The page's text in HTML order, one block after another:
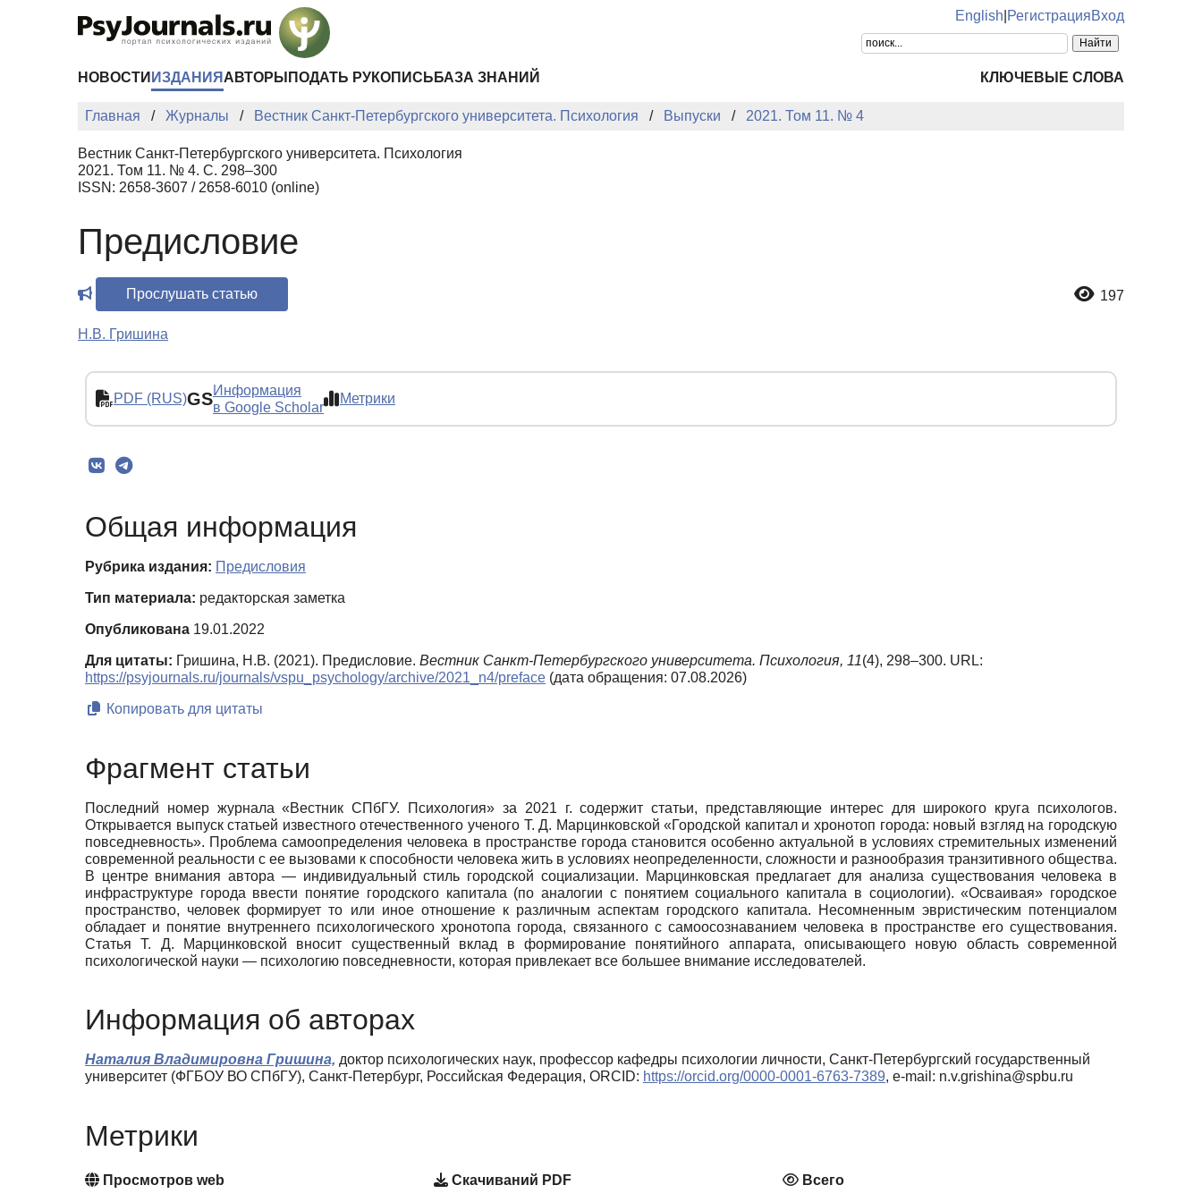
English РегистрацияВход
НОВОСТИ ИЗДАНИЯ АВТОРЫ ПОДАТЬ РУКОПИСЬ БАЗА ЗНАНИЙ КЛЮЧЕВЫЕ СЛОВА
Главная Журналы Вестник Санкт-Петербургского университета. Психология Выпуски 2021. Том 11. № 4
Вестник Санкт-Петербургского университета. Психология
2021. Том 11. № 4. С. 298–300
ISSN: 2658-3607 / 2658-6010 (online)
Предисловие
Прослушать статью 197
Н.В. Гришина
PDF (RUS)GSИнформация
в Google Scholar
Метрики
Общая информация
Рубрика издания: Предисловия
Тип материала: редакторская заметка
Опубликована 19.01.2022
Для цитаты: Гришина, Н.В. (2021). Предисловие. Вестник Санкт-Петербургского университета. Психология, 11(4), 298–300. URL:
https://psyjournals.ru/journals/vspu_psychology/archive/2021_n4/preface (дата обращения: 07.08.2026)
Копировать для цитаты
Фрагмент статьи
Последний номер журнала «Вестник СПбГУ. Психология» за 2021 г. содержит статьи, представляющие интерес для широкого круга психологов.
Открывается выпуск статьей известного отечественного ученого Т. Д. Марцинковской «Городской капитал и хронотоп города: новый взгляд на городскую
повседневность». Проблема самоопределения человека в пространстве города становится особенно актуальной в условиях стремительных изменений
современной реальности с ее вызовами к способности человека жить в условиях неопределенности, сложности и разнообразия транзитивного общества.
В центре внимания автора — индивидуальный стиль городской социализации. Марцинковская предлагает для анализа существования человека в
инфраструктуре города ввести понятие городского капитала (по аналогии с понятием социального капитала в социологии). «Осваивая» городское
пространство, человек формирует то или иное отношение к различным аспектам городского капитала. Несомненным эвристическим потенциалом
обладает и понятие внутреннего психологического хронотопа города, связанного с самоосознаванием человека в пространстве его существования.
Статья Т. Д. Марцинковской вносит существенный вклад в формирование понятийного аппарата, описывающего новую область современной
психологической науки — психологию повседневности, которая привлекает все большее внимание исследователей.
Информация об авторах
Наталия Владимировна Гришина, доктор психологических наук, профессор кафедры психологии личности, Санкт-Петербургский государственный
университет (ФГБОУ ВО СПбГУ), Санкт-Петербург, Российская Федерация, ORCID: https://orcid.org/0000-0001-6763-7389, e-mail: n.v.grishina@spbu.ru
Метрики
Просмотров web Скачиваний PDF Всего